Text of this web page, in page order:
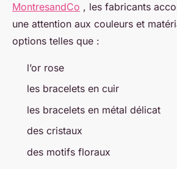
MontresandCo , les fabricants
une attention aux couleurs et
options telles que :
l’or rose
les bracelets en cuir
les bracelets en métal délicat
des cristaux
des motifs floraux